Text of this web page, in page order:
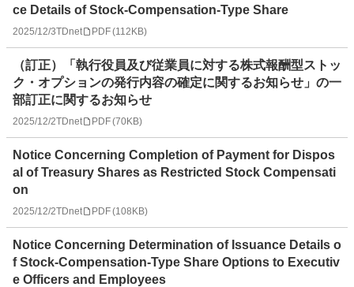
ce Details of Stock-Compensation-Type Share
2025/12/3TDnet PDF(112KB)
（訂正）「執行役員及び従業員に対する株式報酬型ストッ
ク・オプションの発行内容の確定に関するお知らせ」の一
部訂正に関するお知らせ
2025/12/2TDnet PDF(70KB)
Notice Concerning Completion of Payment for Dispos
al of Treasury Shares as Restricted Stock Compensati
on
2025/12/2TDnet PDF(108KB)
Notice Concerning Determination of Issuance Details o
f Stock-Compensation-Type Share Options to Executiv
e Officers and Employees